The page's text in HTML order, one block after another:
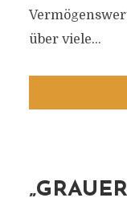
über viele...